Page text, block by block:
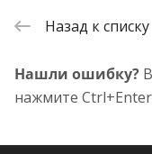
Назад к списку
Нашли ошибку?
нажмите